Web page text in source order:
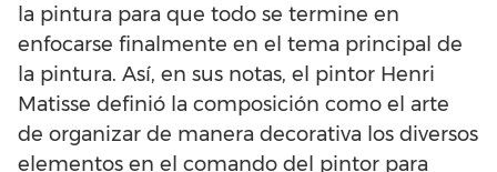
la pintura para que todo se termine en
enfocarse finalmente en el tema principal de
la pintura. Así, en sus notas, el pintor Henri
Matisse definió la composición como el arte
de organizar de manera decorativa los diversos
elementos en el comando del pintor para